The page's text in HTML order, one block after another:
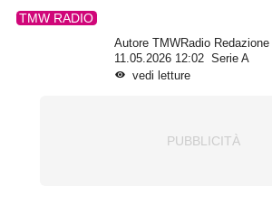
TMW RADIO
Autore TMWRadio Redazione
11.05.2026 12:02
Serie A
vedi letture